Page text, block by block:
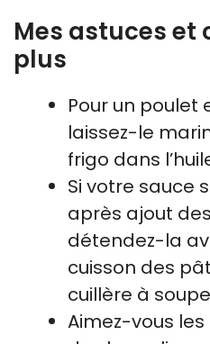
Mes astuces et
plus
Pour un poulet
laissez-le
frigo dans
Si votre sauce
après ajout
détendez-la
cuisson des
cuillère à
Aimez-vous